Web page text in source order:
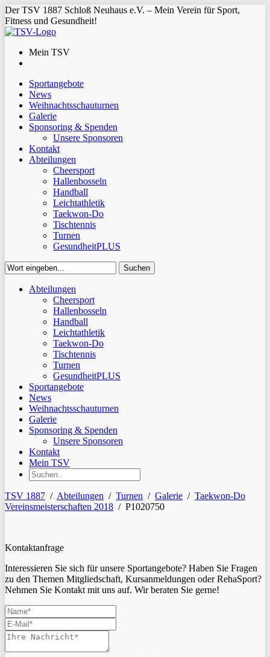
Der TSV 1887 Schloß Neuhaus e.V. – Mein Verein für Sport,
Fitness und Gesundheit!
Mein TSV
Sportangebote
News
Weihnachtsschauturnen
Galerie
Sponsoring & Spenden
Unsere Sponsoren
Kontakt
Abteilungen
Cheersport
Hallenbosseln
Handball
Leichtathletik
Taekwon-Do
Tischtennis
Turnen
GesundheitPLUS
Suchen
SuchenAbteilungen
Cheersport
Hallenbosseln
Handball
Leichtathletik
Taekwon-Do
Tischtennis
Turnen
GesundheitPLUS
Sportangebote
News
Weihnachtsschauturnen
Galerie
Sponsoring & Spenden
Unsere Sponsoren
Kontakt
Mein TSV
TSV 1887 / Abteilungen / Turnen / Galerie / Taekwon-Do
Vereinsmeisterschaften 2018 / P1020750
Kontaktanfrage
Interessieren Sie sich für unsere Sportangebote? Haben Sie Fragen
zu den Themen Mitgliedschaft, Kursanmeldungen oder RehaSport?
Nehmen Sie Kontakt mit uns auf. Wir beraten Sie gerne!